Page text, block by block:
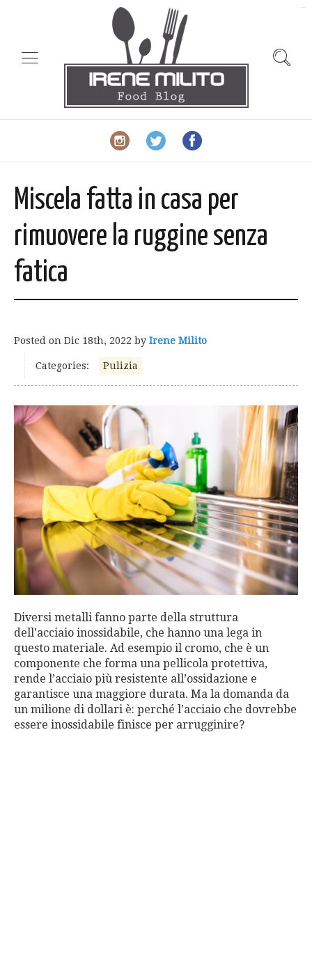
Miscela fatta in casa per
rimuovere la ruggine senza
fatica
Posted on Dic 18th, 2022 by Irene Milito
Categories: Pulizia
Diversi metalli fanno parte della struttura
dell’acciaio inossidabile, che hanno una lega in
questo materiale. Ad esempio il cromo, che è un
componente che forma una pellicola protettiva,
rende l’acciaio più resistente all’ossidazione e
garantisce una maggiore durata. Ma la domanda da
un milione di dollari è: perché l’acciaio che dovrebbe
essere inossidabile finisce per arrugginire?